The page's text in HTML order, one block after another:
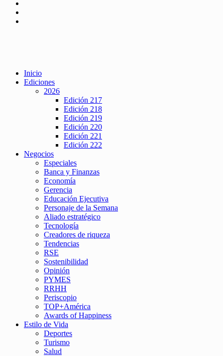
Inicio
Ediciones
2026
Edición 217
Edición 218
Edición 219
Edición 220
Edición 221
Edición 222
Negocios
Especiales
Banca y Finanzas
Economía
Gerencia
Educación Ejecutiva
Personaje de la Semana
Aliado estratégico
Tecnología
Creadores de riqueza
Tendencias
RSE
Sostenibilidad
Opinión
PYMES
RRHH
Periscopio
TOP+América
Awards of Happiness
Estilo de Vida
Deportes
Turismo
Salud